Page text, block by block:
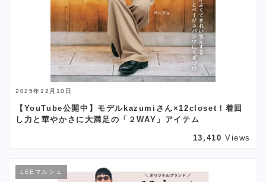
2025年12月10日
【YouTube公開中】モデルkazumiさん×12closet！着回
し力と華やかさに大満足の「２WAY」アイテム
13,410 Views
LEEマルシェ